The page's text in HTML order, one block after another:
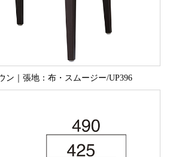
ン｜張地：布・スムージー/UP396